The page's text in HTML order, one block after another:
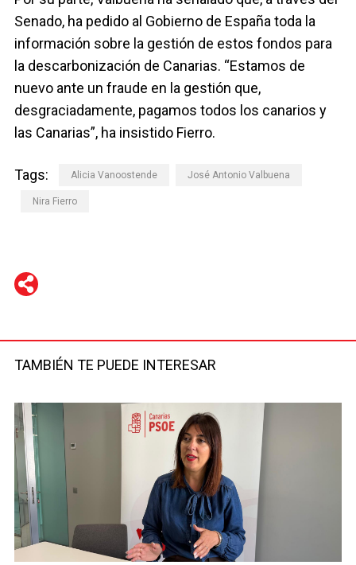
Senado, ha pedido al Gobierno de España toda la
información sobre la gestión de estos fondos para
la descarbonización de Canarias. “Estamos de
nuevo ante un fraude en la gestión que,
desgraciadamente, pagamos todos los canarios y
las Canarias”, ha insistido Fierro.
Tags: Alicia Vanoostende José Antonio Valbuena
Nira Fierro
TAMBIÉN TE PUEDE INTERESAR